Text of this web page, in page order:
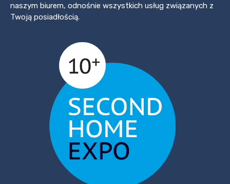
naszym biurem, odnośnie wszystkich usług związanych z
Twoją posiadłością.